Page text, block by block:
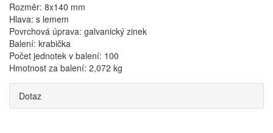
Rozměr: 8x140 mm
Hlava: s lemem
Povrchová úprava: galvanický zinek
Balení: krabička
Počet jednotek v balení: 100
Hmotnost za balení: 2,072 kg
Dotaz